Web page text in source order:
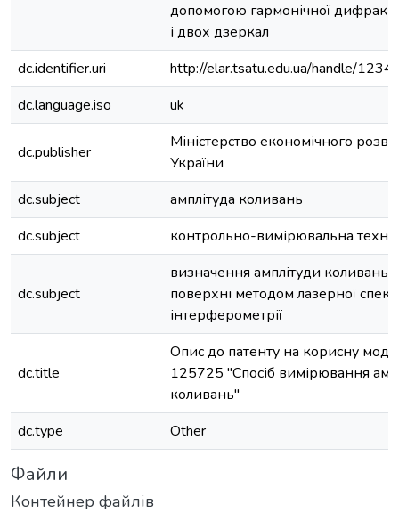
допомогою гармонічної
і двох дзеркал
dc.identifier.uri
http://elar.tsatu.edu.ua/handle/
dc.language.iso
uk
dc.publisher
Міністерство економічного
України
dc.subject
амплітуда коливань
dc.subject
контрольно-вимірювальна
dc.subject
визначення амплітуди коливань
поверхні методом лазерної
інтерферометрії
dc.title
Опис до патенту на корисну
125725 "Спосіб вимірювання
коливань"
dc.type
Other
Файли
Контейнер файлів